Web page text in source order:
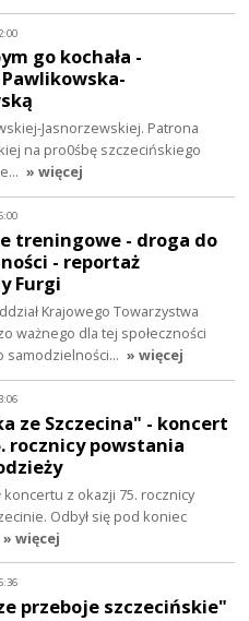
go kochała -
Jasnorzewskiej. Patrona
na pro0śbę szczecińskiego
» więcej
treningowe - droga do
- reportaż
Furgi
Krajowego Towarzystwa
ważnego dla tej społeczności
samodzielności… » więcej
ze Szczecina" - koncert
rocznicy powstania
z okazji 75. rocznicy
Odbył się pod koniec
» więcej
przeboje szczecińskie"